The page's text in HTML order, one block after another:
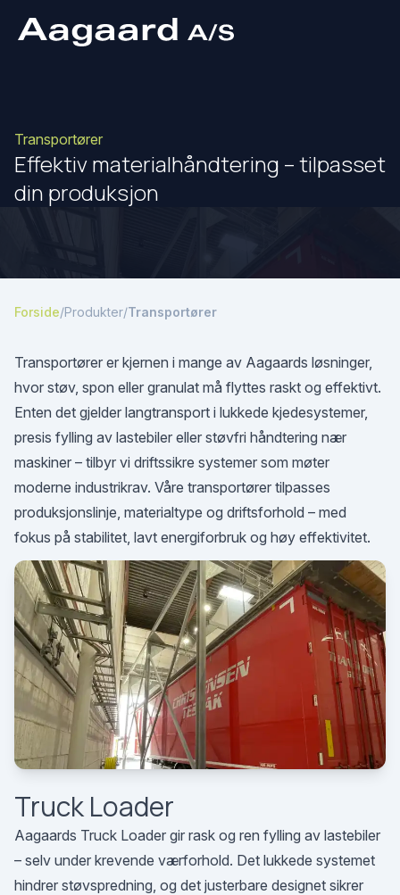
Transportører
Effektiv materialhåndtering – tilpasset
din produksjon
Forside/Produkter/Transportører
Transportører er kjernen i mange av Aagaards løsninger,
hvor støv, spon eller granulat må flyttes raskt og effektivt.
Enten det gjelder langtransport i lukkede kjedesystemer,
presis fylling av lastebiler eller støvfri håndtering nær
maskiner – tilbyr vi driftssikre systemer som møter
moderne industrikrav. Våre transportører tilpasses
produksjonslinje, materialtype og driftsforhold – med
fokus på stabilitet, lavt energiforbruk og høy effektivitet.
Truck Loader
Aagaards Truck Loader gir rask og ren fylling av lastebiler
– selv under krevende værforhold. Det lukkede systemet
hindrer støvspredning, og det justerbare designet sikrer